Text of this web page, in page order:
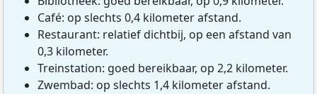
Café: op slechts 0,4 kilometer afstand.
Restaurant: relatief dichtbij, op een afstand van
0,3 kilometer.
Treinstation: goed bereikbaar, op 2,2 kilometer.
Zwembad: op slechts 1,4 kilometer afstand.